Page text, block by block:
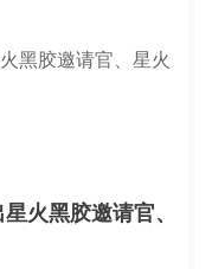
火黑胶邀请官、